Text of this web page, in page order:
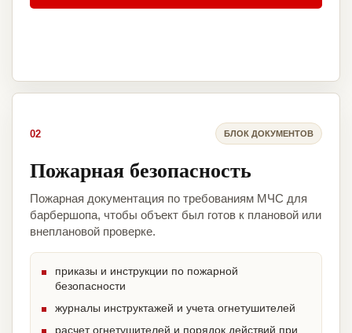
02 БЛОК ДОКУМЕНТОВ
Пожарная безопасность
Пожарная документация по требованиям МЧС для
барбершопа, чтобы объект был готов к плановой или
внеплановой проверке.
приказы и инструкции по пожарной
безопасности
журналы инструктажей и учета огнетушителей
расчет огнетушителей и порядок действий при